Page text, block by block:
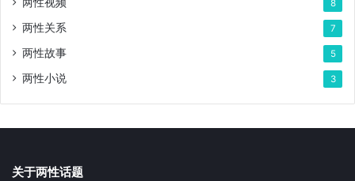
8
两性关系 7
两性故事 5
两性小说 3
关于两性话题